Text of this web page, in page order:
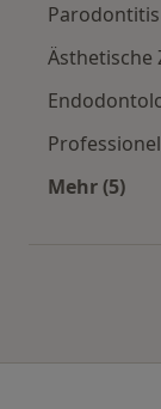
Ästhetische
Mehr (5)